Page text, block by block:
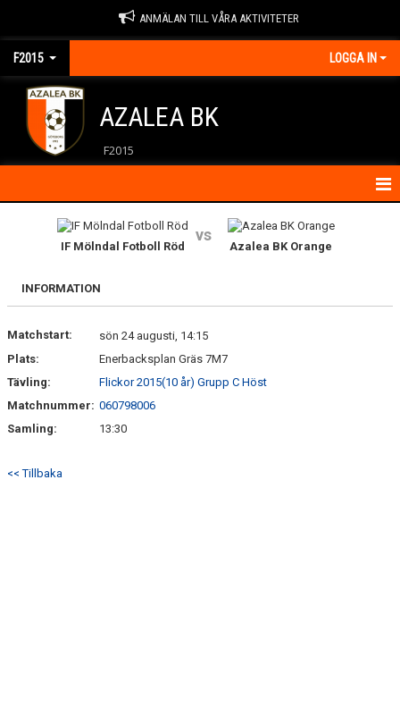
ANMÄLAN TILL VÅRA AKTIVITETER
F2015 LOGGA IN
AZALEA BK
F2015
KONTAKT
MATCHER
IF Mölndal Fotboll Röd
vs
Azalea BK Orange
INFORMATION
Matchstart:
sön 24 augusti, 14:15
Plats:
Enerbacksplan Gräs 7M7
Tävling:
Flickor 2015(10 år) Grupp C Höst
Matchnummer: 060798006
Samling:
13:30
<< Tillbaka